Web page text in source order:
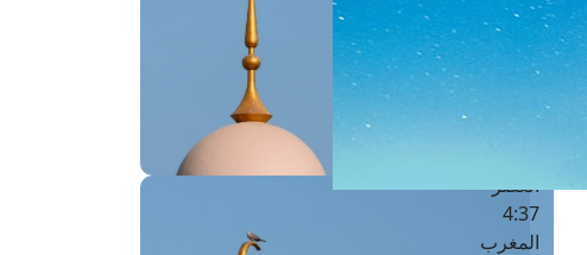
الفجر
4 :42
الشروق
العصر
4:37
المغرب